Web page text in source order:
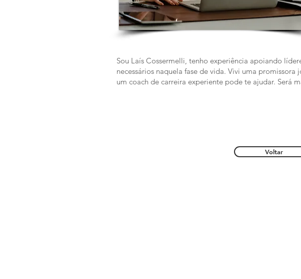
Sou Laís Cossermelli, tenho experiência apoiando
necessários naquela fase de vida. Vivi uma
um coach de carreira experiente pode te ajudar. Será
Voltar